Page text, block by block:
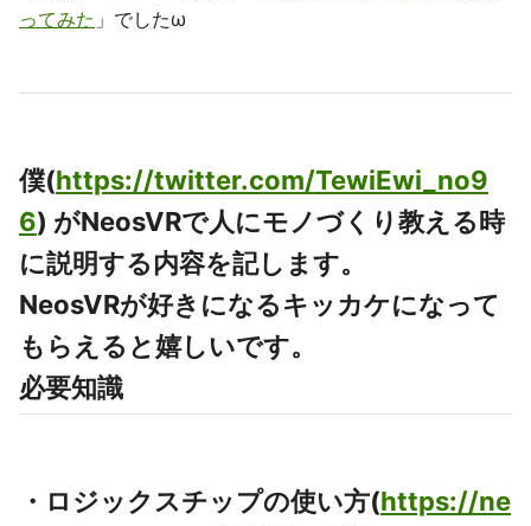
ってみた 」でしたω
僕(https://twitter.com/TewiEwi_no9
6) がNeosVRで人にモノづくり教える時
に説明する内容を記します。
NeosVRが好きになるキッカケになって
もらえると嬉しいです。
必要知識
・ロジックスチップの使い方(https://ne